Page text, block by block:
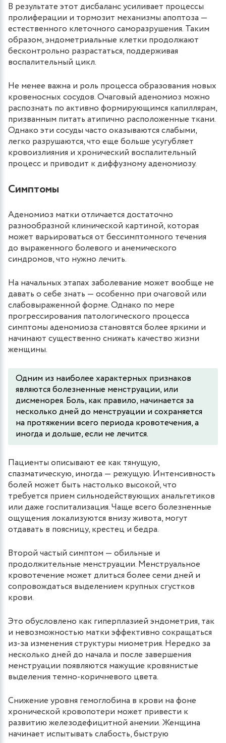
В результате этот дисбаланс усиливает процессы
пролиферации и тормозит механизмы апоптоза —
естественного клеточного саморазрушения. Таким
образом, эндометриальные клетки продолжают
бесконтрольно разрастаться, поддерживая
воспалительный цикл.
Не менее важна и роль процесса образования новых
кровеносных сосудов. Очаговый аденомиоз можно
распознать по активно формирующимся капиллярам,
призванным питать атипично расположенные ткани.
Однако эти сосуды часто оказываются слабыми,
легко разрушаются, что еще больше усугубляет
кровоизлияния и хронический воспалительный
процесс и приводит к диффузному аденомиозу.
Симптомы
Аденомиоз матки отличается достаточно
разнообразной клинической картиной, которая
может варьироваться от бессимптомного течения
до выраженного болевого и анемического
синдромов, что нужно лечить.
На начальных этапах заболевание может вообще не
давать о себе знать — особенно при очаговой или
слабовыраженной форме. Однако по мере
прогрессирования патологического процесса
симптомы аденомиоза становятся более яркими и
начинают существенно снижать качество жизни
женщины.
Одним из наиболее характерных признаков
являются болезненные менструации, или
дисменорея. Боль, как правило, начинается за
несколько дней до менструации и сохраняется
на протяжении всего периода кровотечения, а
иногда и дольше, если не лечится.
Пациенты описывают ее как тянущую,
спазматическую, иногда — режущую. Интенсивность
болей может быть настолько высокой, что
требуется прием сильнодействующих анальгетиков
или даже госпитализация. Чаще всего болезненные
ощущения локализуются внизу живота, могут
отдавать в поясницу, крестец и бедра.
Второй частый симптом — обильные и
продолжительные менструации. Менструальное
кровотечение может длиться более семи дней и
сопровождаться выделением крупных сгустков
крови.
Это обусловлено как гиперплазией эндометрия, так
и невозможностью матки эффективно сокращаться
из-за изменения структуры миометрия. Нередко за
несколько дней до начала и после завершения
менструации появляются мажущие кровянистые
выделения темно-коричневого цвета.
Снижение уровня гемоглобина в крови на фоне
хронической кровопотери может привести к
развитию железодефицитной анемии. Женщина
начинает испытывать слабость, быструю